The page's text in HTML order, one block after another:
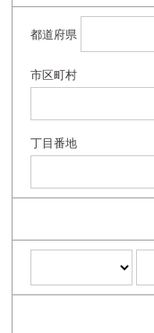
都道府県
市区町村
丁目番地